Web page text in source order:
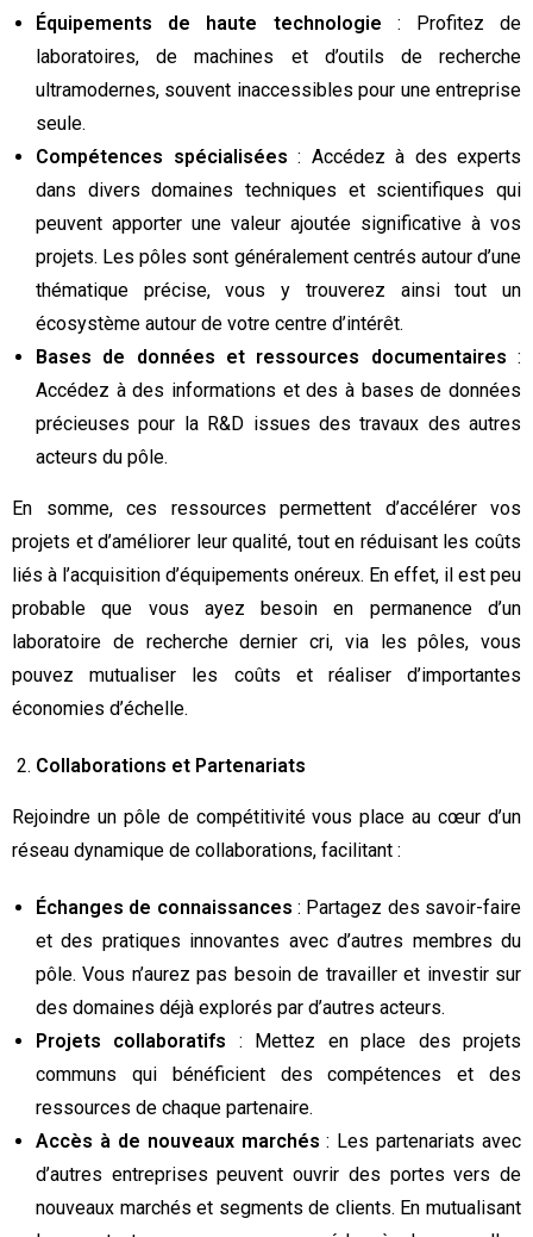
Équipements de haute technologie : Profitez de
laboratoires, de machines et d’outils de recherche
ultramodernes, souvent inaccessibles pour une entreprise
seule.
Compétences spécialisées : Accédez à des experts
dans divers domaines techniques et scientifiques qui
peuvent apporter une valeur ajoutée significative à vos
projets. Les pôles sont généralement centrés autour d’une
thématique précise, vous y trouverez ainsi tout un
écosystème autour de votre centre d’intérêt.
Bases de données et ressources documentaires :
Accédez à des informations et des à bases de données
précieuses pour la R&D issues des travaux des autres
acteurs du pôle.
En somme, ces ressources permettent d’accélérer vos
projets et d’améliorer leur qualité, tout en réduisant les coûts
liés à l’acquisition d’équipements onéreux. En effet, il est peu
probable que vous ayez besoin en permanence d’un
laboratoire de recherche dernier cri, via les pôles, vous
pouvez mutualiser les coûts et réaliser d’importantes
économies d’échelle.
Collaborations et Partenariats
Rejoindre un pôle de compétitivité vous place au cœur d’un
réseau dynamique de collaborations, facilitant :
Échanges de connaissances : Partagez des savoir-faire
et des pratiques innovantes avec d’autres membres du
pôle. Vous n’aurez pas besoin de travailler et investir sur
des domaines déjà explorés par d’autres acteurs.
Projets collaboratifs : Mettez en place des projets
communs qui bénéficient des compétences et des
ressources de chaque partenaire.
Accès à de nouveaux marchés : Les partenariats avec
d’autres entreprises peuvent ouvrir des portes vers de
nouveaux marchés et segments de clients. En mutualisant